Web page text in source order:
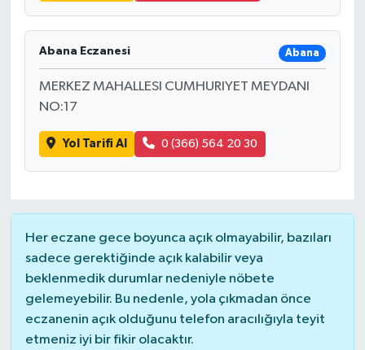
Abana Eczanesi Abana
MERKEZ MAHALLESI CUMHURIYET MEYDANI
NO:17
Yol Tarifi Al 0 (366) 564 20 30
Her eczane gece boyunca açık olmayabilir, bazıları
sadece gerektiğinde açık kalabilir veya
beklenmedik durumlar nedeniyle nöbete
gelemeyebilir. Bu nedenle, yola çıkmadan önce
eczanenin açık olduğunu telefon aracılığıyla teyit
etmeniz iyi bir fikir olacaktır.